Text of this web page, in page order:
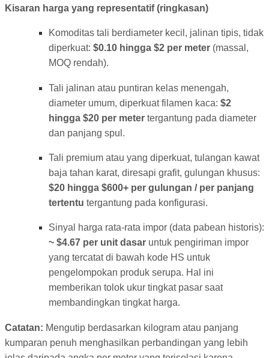
Kisaran harga yang representatif (ringkasan)
Komoditas tali berdiameter kecil, jalinan tipis, tidak
diperkuat: $0.10 hingga $2 per meter(massal,
MOQ rendah).
Tali jalinan atau puntiran kelas menengah,
diameter umum, diperkuat filamen kaca: $2
hingga $20 per metertergantung pada diameter
dan panjang spul.
Tali premium atau yang diperkuat, tulangan kawat
baja tahan karat, diresapi grafit, gulungan khusus:
$20 hingga $600+ per gulungan / per panjang
tertentu tergantung pada konfigurasi.
Sinyal harga rata-rata impor (data pabean historis):
~ $4.67 per unit dasaruntuk pengiriman impor
yang tercatat di bawah kode HS untuk
pengelompokan produk serupa. Hal ini
memberikan tolok ukur tingkat pasar saat
membandingkan tingkat harga.
Catatan: Mengutip berdasarkan kilogram atau panjang
kumparan penuh menghasilkan perbandingan yang lebih